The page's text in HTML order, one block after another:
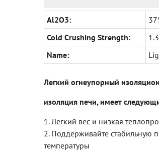
Al2O3:
Cold Crushing Strength:
Name:
Легкий огнеупорный
изоляция печи, имеет
1. Легкий вес и низкая
2. Поддерживайте стабильную
температуры